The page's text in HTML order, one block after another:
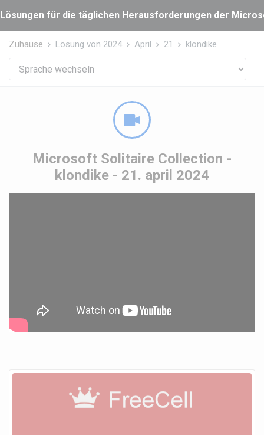
Lösungen für die täglichen Herausforderungen der
Zuhause Lösung von 2024 April 21 klondike
Microsoft Solitaire Collection -
klondike - 21. april 2024